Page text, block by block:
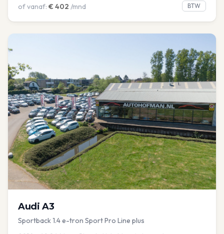
of vanaf: € 402 /mnd BTW
Audi A3
Sportback 1.4 e-tron Sport Pro Line plus